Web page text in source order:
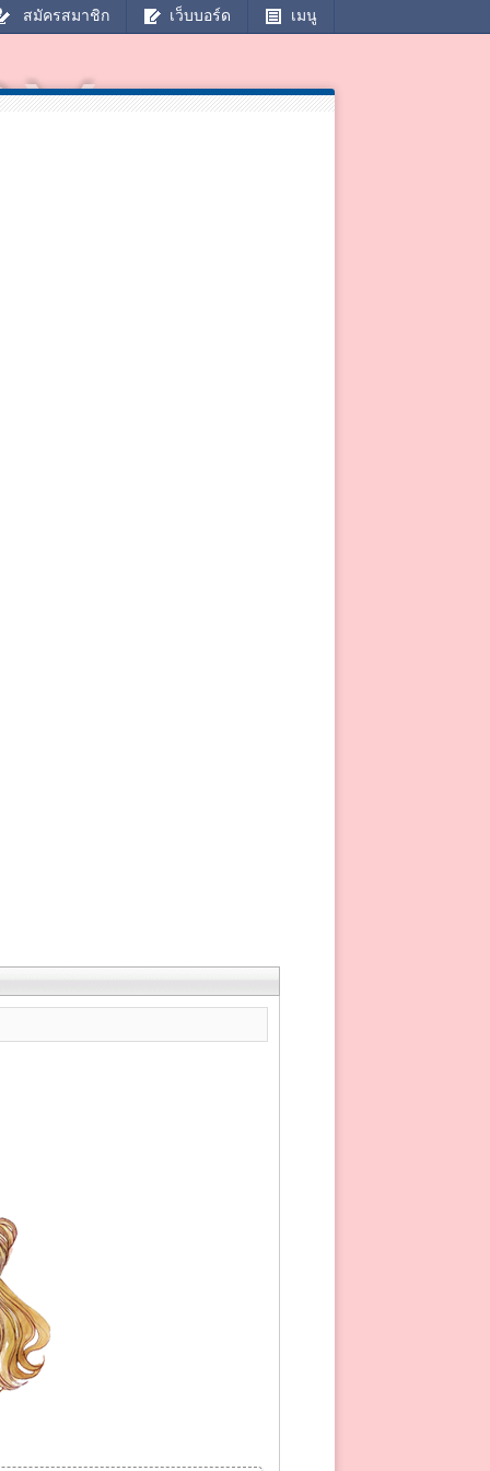
สมัครสมาชิก เว็บบอร์ด เมนู